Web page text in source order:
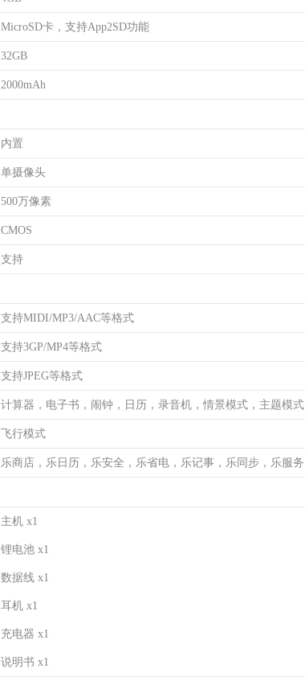
MicroSD卡，支持App2SD功能
32GB
2000mAh
内置
单摄像头
500万像素
CMOS
支持
支持MIDI/MP3/AAC等格式
支持3GP/MP4等格式
支持JPEG等格式
计算器，电子书，闹钟，日历，录音机，情景模式，主题模式
飞行模式
乐商店，乐日历，乐安全，乐省电，乐记事，乐同步，乐服务
主机 x1
锂电池 x1
数据线 x1
耳机 x1
充电器 x1
说明书 x1